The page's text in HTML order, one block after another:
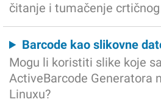
čitanje i tumačenje
Barcode kao slikovne
Mogu li koristiti slike koje
ActiveBarcode Generatora
Linuxu?